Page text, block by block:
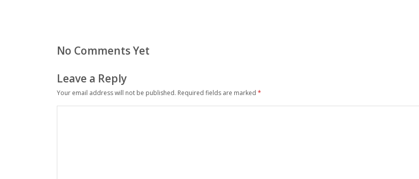
No Comments Yet
Leave a Reply
Your email address will not be published. Required fields are marked *